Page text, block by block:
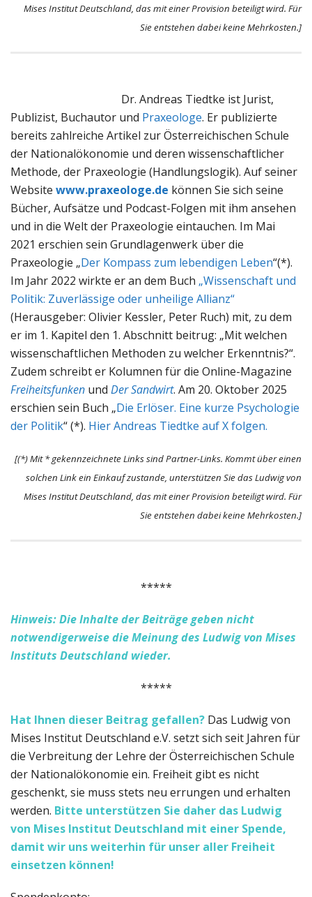
Mises Institut Deutschland, das mit einer Provision beteiligt wird. Für
Sie entstehen dabei keine Mehrkosten.]
Dr. Andreas Tiedtke ist Jurist,
Publizist, Buchautor und Praxeologe. Er publizierte
bereits zahlreiche Artikel zur Österreichischen Schule
der Nationalökonomie und deren wissenschaftlicher
Methode, der Praxeologie (Handlungslogik). Auf seiner
Website www.praxeologe.de können Sie sich seine
Bücher, Aufsätze und Podcast-Folgen mit ihm ansehen
und in die Welt der Praxeologie eintauchen. Im Mai
2021 erschien sein Grundlagenwerk über die
Praxeologie „Der Kompass zum lebendigen Leben“(*).
Im Jahr 2022 wirkte er an dem Buch „Wissenschaft und
Politik: Zuverlässige oder unheilige Allianz“
(Herausgeber: Olivier Kessler, Peter Ruch) mit, zu dem
er im 1. Kapitel den 1. Abschnitt beitrug: „Mit welchen
wissenschaftlichen Methoden zu welcher Erkenntnis?“.
Zudem schreibt er Kolumnen für die Online-Magazine
Freiheitsfunken und Der Sandwirt. Am 20. Oktober 2025
erschien sein Buch „Die Erlöser. Eine kurze Psychologie
der Politik“ (*). Hier Andreas Tiedtke auf X folgen.
[(*) Mit * gekennzeichnete Links sind Partner-Links. Kommt über einen
solchen Link ein Einkauf zustande, unterstützen Sie das Ludwig von
Mises Institut Deutschland, das mit einer Provision beteiligt wird. Für
Sie entstehen dabei keine Mehrkosten.]
*****
Hinweis: Die Inhalte der Beiträge geben nicht
notwendigerweise die Meinung des Ludwig von Mises
Instituts Deutschland wieder.
*****
Hat Ihnen dieser Beitrag gefallen? Das Ludwig von
Mises Institut Deutschland e.V. setzt sich seit Jahren für
die Verbreitung der Lehre der Österreichischen Schule
der Nationalökonomie ein. Freiheit gibt es nicht
geschenkt, sie muss stets neu errungen und erhalten
werden. Bitte unterstützen Sie daher das Ludwig
von Mises Institut Deutschland mit einer Spende,
damit wir uns weiterhin für unser aller Freiheit
einsetzen können!